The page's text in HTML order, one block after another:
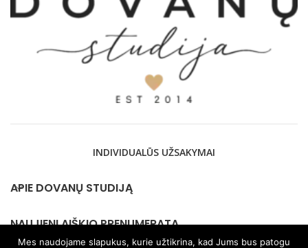
INDIVIDUALŪS UŽSAKYMAI
APIE DOVANŲ STUDIJĄ
NAUJIENLAIŠKIO PRENUMERATA
Mes naudojame slapukus, kurie užtikrina, kad Jums bus patogu